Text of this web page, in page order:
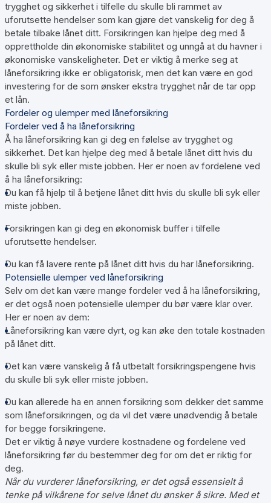
trygghet og sikkerhet i tilfelle du skulle bli rammet av
uforutsette hendelser som kan gjøre det vanskelig for deg å
betale tilbake lånet ditt. Forsikringen kan hjelpe deg med å
opprettholde din økonomiske stabilitet og unngå at du havner i
økonomiske vanskeligheter. Det er viktig å merke seg at
låneforsikring ikke er obligatorisk, men det kan være en god
investering for de som ønsker ekstra trygghet når de tar opp
et lån.
Fordeler og ulemper med låneforsikring
Fordeler ved å ha låneforsikring
Å ha låneforsikring kan gi deg en følelse av trygghet og
sikkerhet. Det kan hjelpe deg med å betale lånet ditt hvis du
skulle bli syk eller miste jobben. Her er noen av fordelene ved
å ha låneforsikring:
Du kan få hjelp til å betjene lånet ditt hvis du skulle bli syk eller
miste jobben.
Forsikringen kan gi deg en økonomisk buffer i tilfelle
uforutsette hendelser.
Du kan få lavere rente på lånet ditt hvis du har låneforsikring.
Potensielle ulemper ved låneforsikring
Selv om det kan være mange fordeler ved å ha låneforsikring,
er det også noen potensielle ulemper du bør være klar over.
Her er noen av dem:
Låneforsikring kan være dyrt, og kan øke den totale kostnaden
på lånet ditt.
Det kan være vanskelig å få utbetalt forsikringspengene hvis
du skulle bli syk eller miste jobben.
Du kan allerede ha en annen forsikring som dekker det samme
som låneforsikringen, og da vil det være unødvendig å betale
for begge forsikringene.
Det er viktig å nøye vurdere kostnadene og fordelene ved
låneforsikring før du bestemmer deg for om det er riktig for
deg.
Når du vurderer låneforsikring, er det også essensielt å
tenke på vilkårene for selve lånet du ønsker å sikre. Med et